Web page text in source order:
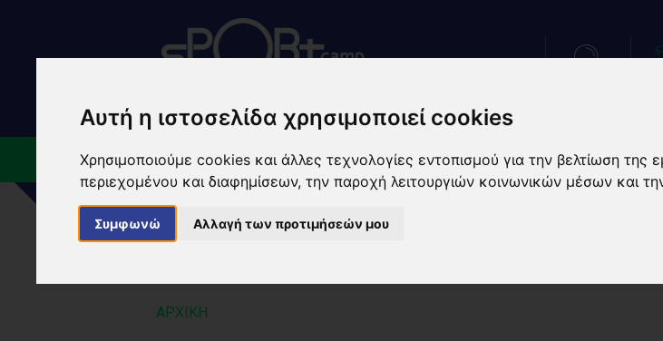
Αυτή η ιστοσελίδα χρησιμοποιεί cookies
Χρησιμοποιούμε cookies και άλλες τεχνολογίες εντοπισμού για την βελτίωση της
περιεχομένου και διαφημίσεων, την παροχή λειτουργιών κοινωνικών μέσων και
Συμφωνώ Αλλαγή των προτιμήσεών μου
ΠΟΙΟΙ ΕΙΜΑΣΤΕ ΕΓΚΑΤΑΣΤΑΣΕΙΣ ΑΘΛΗΜΑΤΑ
MUAYTHAI ΚΥΠΕΛΛΟ ΕΛΛΑΔΟΣ
ΑΡΧΙΚΗ